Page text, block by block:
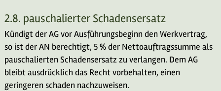
2.8. pauschalierter Schadensersatz
Kündigt der AG vor Ausführungsbeginn den Werkvertrag,
so ist der AN berechtigt, 5 % der Nettoauftragssumme als
pauschalierten Schadensersatz zu verlangen. Dem AG
bleibt ausdrücklich das Recht vorbehalten, einen
geringeren schaden nachzuweisen.